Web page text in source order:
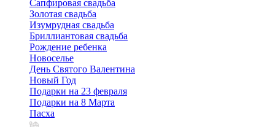
Сапфировая свадьба
Золотая свадьба
Изумрудная свадьба
Бриллиантовая свадьба
Рождение ребенка
Новоселье
День Святого Валентина
Новый Год
Подарки на 23 февраля
Подарки на 8 Марта
Пасха